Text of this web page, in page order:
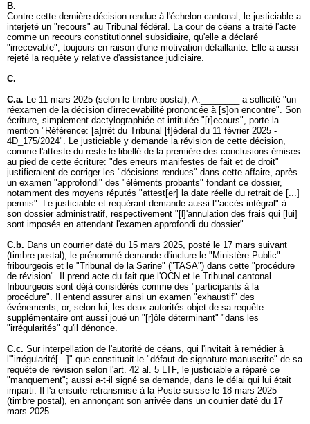
B.
Contre cette dernière décision rendue à l'échelon cantonal, le justiciable a
interjeté un "recours" au Tribunal fédéral. La cour de céans a traité l'acte
comme un recours constitutionnel subsidiaire, qu'elle a déclaré
"irrecevable", toujours en raison d'une motivation défaillante. Elle a aussi
rejeté la requête y relative d'assistance judiciaire.
C.
C.a. Le 11 mars 2025 (selon le timbre postal), A.________ a sollicité "un
réexamen de la décision d'irrecevabilité prononcée à [s]on encontre". Son
écriture, simplement dactylographiée et intitulée "[r]ecours", porte la
mention "Référence: [a]rrêt du Tribunal [f]édéral du 11 février 2025 -
4D_175/2024". Le justiciable y demande la révision de cette décision,
comme l'atteste du reste le libellé de la première des conclusions émises
au pied de cette écriture: "des erreurs manifestes de fait et de droit"
justifieraient de corriger les "décisions rendues" dans cette affaire, après
un examen "approfondi" des "éléments probants" fondant ce dossier,
notamment des moyens réputés "attest[er] la date réelle du retrait de [...]
permis". Le justiciable et requérant demande aussi l'"accès intégral" à
son dossier administratif, respectivement "[l]'annulation des frais qui [lui]
sont imposés en attendant l'examen approfondi du dossier".
C.b. Dans un courrier daté du 15 mars 2025, posté le 17 mars suivant
(timbre postal), le prénommé demande d'inclure le "Ministère Public"
fribourgeois et le "Tribunal de la Sarine" ("TASA") dans cette "procédure
de révision". Il prend acte du fait que l'OCN et le Tribunal cantonal
fribourgeois sont déjà considérés comme des "participants à la
procédure". Il entend assurer ainsi un examen "exhaustif" des
événements; or, selon lui, les deux autorités objet de sa requête
supplémentaire ont aussi joué un "[r]ôle déterminant" "dans les
"irrégularités" qu'il dénonce.
C.c. Sur interpellation de l'autorité de céans, qui l'invitait à remédier à
l'"irrégularité[...]" que constituait le "défaut de signature manuscrite" de sa
requête de révision selon l'art. 42 al. 5 LTF, le justiciable a réparé ce
"manquement"; aussi a-t-il signé sa demande, dans le délai qui lui était
imparti. Il l'a ensuite retransmise à la Poste suisse le 18 mars 2025
(timbre postal), en annonçant son arrivée dans un courrier daté du 17
mars 2025.